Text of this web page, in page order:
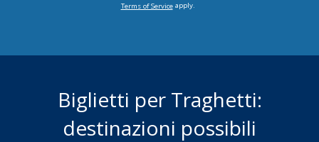
Terms of Serviceapply.
Biglietti per Traghetti:
destinazioni possibili